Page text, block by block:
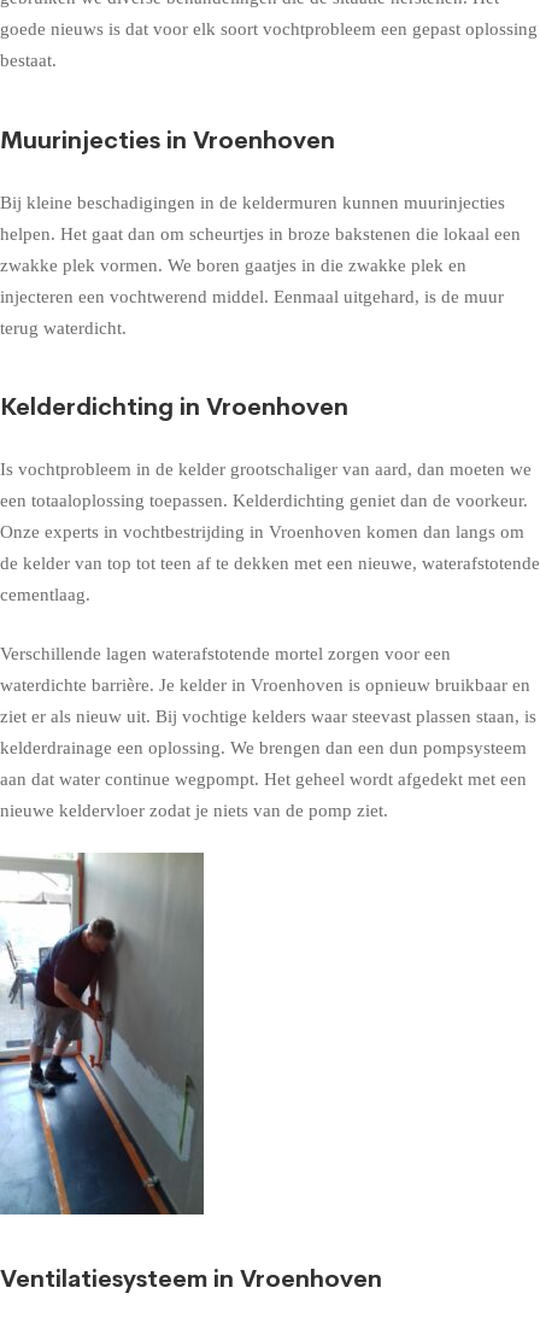
goede nieuws is dat voor elk soort vochtprobleem een gepast oplossing
bestaat.
Muurinjecties in Vroenhoven
Bij kleine beschadigingen in de keldermuren kunnen muurinjecties
helpen. Het gaat dan om scheurtjes in broze bakstenen die lokaal een
zwakke plek vormen. We boren gaatjes in die zwakke plek en
injecteren een vochtwerend middel. Eenmaal uitgehard, is de muur
terug waterdicht.
Kelderdichting in Vroenhoven
Is vochtprobleem in de kelder grootschaliger van aard, dan moeten we
een totaaloplossing toepassen. Kelderdichting geniet dan de voorkeur.
Onze experts in vochtbestrijding in Vroenhoven komen dan langs om
de kelder van top tot teen af te dekken met een nieuwe, waterafstotende
cementlaag.
Verschillende lagen waterafstotende mortel zorgen voor een
waterdichte barrière. Je kelder in Vroenhoven is opnieuw bruikbaar en
ziet er als nieuw uit. Bij vochtige kelders waar steevast plassen staan, is
kelderdrainage een oplossing. We brengen dan een dun pompsysteem
aan dat water continue wegpompt. Het geheel wordt afgedekt met een
nieuwe keldervloer zodat je niets van de pomp ziet.
Ventilatiesysteem in Vroenhoven